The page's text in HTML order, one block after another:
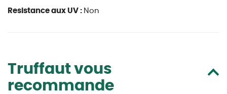
Resistance aux UV : Non
Truffaut vous
recommande